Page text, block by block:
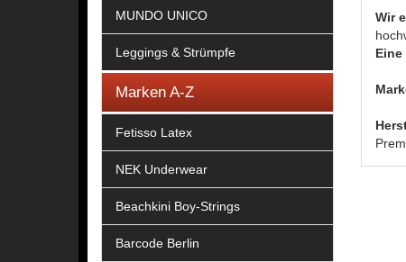
MUNDO UNICO
Leggings & Strümpfe
Marken A-Z
Fetisso Latex
NEK Underwear
Beachkini Boy-Strings
Barcode Berlin
Wir